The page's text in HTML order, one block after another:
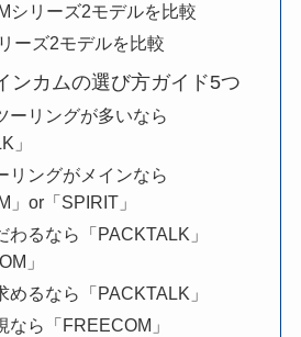
リーズ2モデルを比較
ーズ2モデルを比較
ンカムの選び方ガイド5つ
リングが多いなら
」
ングがメインなら
」or「SPIRIT」
るなら「PACKTALK」
」
るなら「PACKTALK」
ら「FREECOM」